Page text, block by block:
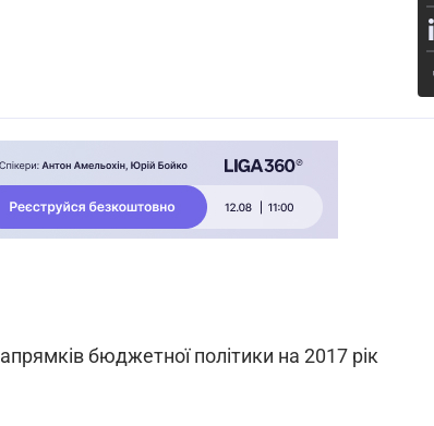
бюджетної політики на 2017 рік